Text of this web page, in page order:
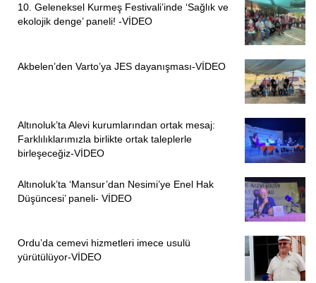
10. Geleneksel Kurmeş Festivali’inde ‘Sağlık ve
ekolojik denge’ paneli! -VİDEO
Akbelen’den Varto’ya JES dayanışması-VİDEO
Altınoluk’ta Alevi kurumlarından ortak mesaj:
Farklılıklarımızla birlikte ortak taleplerle
birleşeceğiz-VİDEO
Altınoluk’ta ‘Mansur’dan Nesimi’ye Enel Hak
Düşüncesi’ paneli- VİDEO
Ordu’da cemevi hizmetleri imece usulü
yürütülüyor-VİDEO